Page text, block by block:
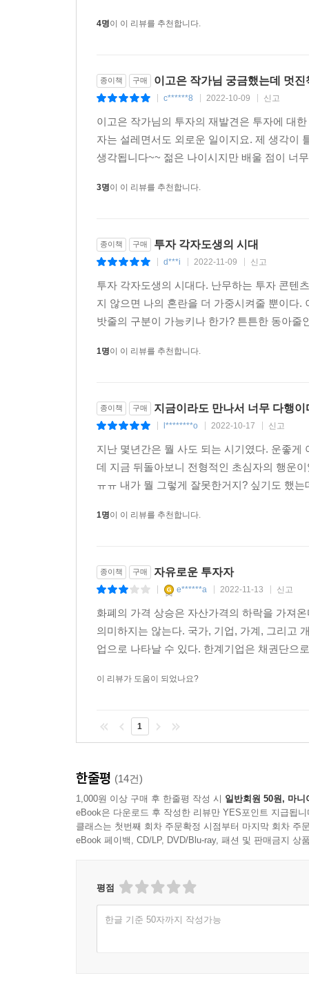
4명이 이 리뷰를 추천합니다.
종이책 구매 이고은 작가님 궁금했는데 멋
c******8 2022-10-09 신고
이고은 작가님의 투자의 재발견은 투자에 대
자는 설레면서도 외로운 일이지요. 제 생각이
생각됩니다~~ 젊은 나이시지만 배울 점이 너
3명이 이 리뷰를 추천합니다.
종이책 구매 투자 각자도생의 시대
d***i 2022-11-09 신고
투자 각자도생의 시대다. 난무하는 투자 콘텐
지 않으면 나의 혼란을 더 가중시켜줄 뿐이다
밧줄의 구분이 가능키나 한가? 튼튼한 동아
1명이 이 리뷰를 추천합니다.
종이책 구매 지금이라도 만나서 너무 다행이
l********o 2022-10-17 신고
지난 몇년간은 뭘 사도 되는 시기였다. 운좋
데 지금 뒤돌아보니 전형적인 초심자의 행운
ㅠㅠ 내가 뭘 그렇게 잘못한거지? 싶기도 했
1명이 이 리뷰를 추천합니다.
종이책 구매 자유로운 투자자
e******a 2022-11-13 신고
화폐의 가격 상승은 자산가격의 하락을 가져
의미하지는 않는다. 국가, 기업, 가계, 그리고
업으로 나타날 수 있다. 한계기업은 채권단으
이 리뷰가 도움이 되었나요?
1
한줄평 (14건)
1,000원 이상 구매 후 한줄평 작성 시 일반회원 50원, 마니
eBook은 다운로드 후 작성한 리뷰만 YES포인트 지급됩니
클래스는 첫번째 회차 주문확정 시점부터 마지막 회차 주
eBook 페이백, CD/LP, DVD/Blu-ray, 패션 및 판매금지 상
평점
한글 기준 50자까지 작성가능